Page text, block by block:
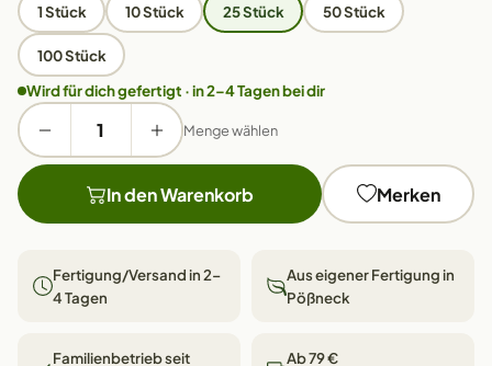
1 Stück 10 Stück 25 Stück 50 Stück
100 Stück
Wird für dich gefertigt · in 2–4 Tagen bei dir
Menge wählen
In den Warenkorb Merken
Fertigung/Versand in 2–
4 Tagen
Aus eigener Fertigung in
Pößneck
Familienbetrieb seit
Ab 79 €